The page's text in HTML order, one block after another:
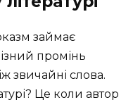
займає
промінь
звичайні слова.
Це коли автор